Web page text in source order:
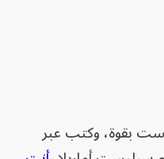
بقوة، وكتب عبر